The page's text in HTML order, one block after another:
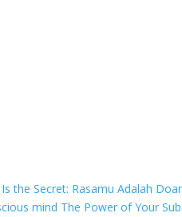
the Secret: Rasamu Adalah
The Power of Your